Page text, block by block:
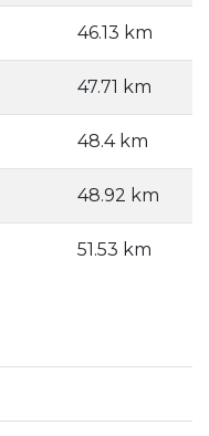
46.13 km
47.71 km
48.4 km
48.92 km
51.53 km